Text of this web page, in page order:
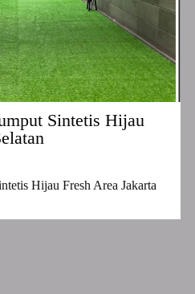
Sintetis Hijau
Hijau Fresh Area Jakarta